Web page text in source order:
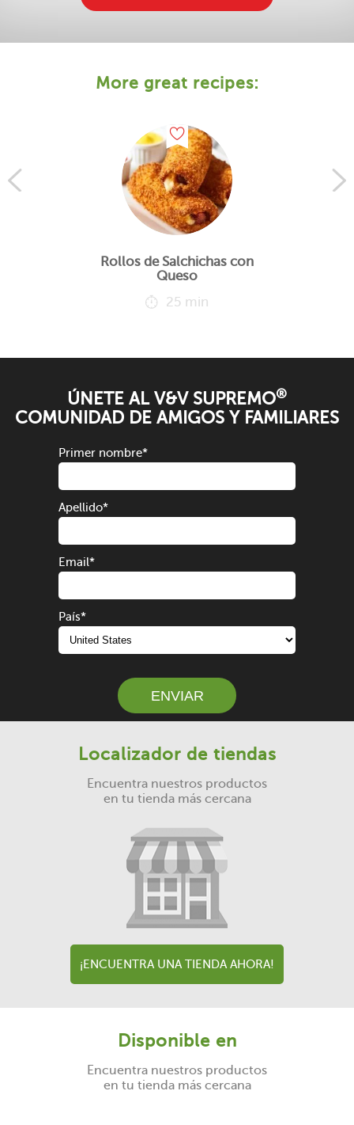
More great recipes:
Rollos de Salchichas con
Queso
25 min
ÚNETE AL V&V SUPREMO®
COMUNIDAD DE AMIGOS Y FAMILIARES
Primer nombre*
Apellido*
Email*
País*
Localizador de tiendas
Encuentra nuestros productos
en tu tienda más cercana
¡ENCUENTRA UNA TIENDA AHORA!
Disponible en
Encuentra nuestros productos
en tu tienda más cercana